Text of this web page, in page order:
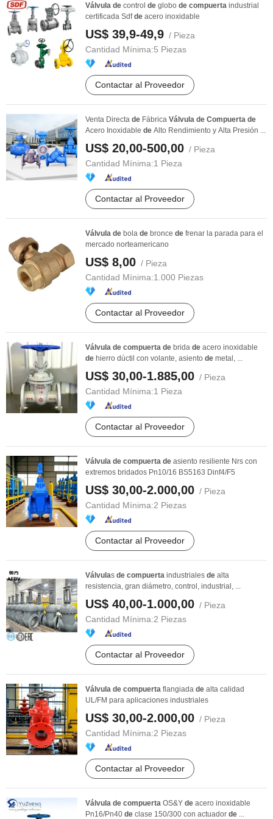
Válvula de control de globo de compuerta industrial
certificada Sdfde acero inoxidable
US$ 39,9-49,9 / Pieza
Cantidad Mínima:5 Piezas
Contactar al Proveedor
Venta Directa de Fábrica Válvula de Compuerta de
Acero Inoxidable de Alto Rendimiento y Alta Presión ...
US$ 20,00-500,00 / Pieza
Cantidad Mínima:1 Pieza
Contactar al Proveedor
Válvula de bola de bronce de frenar la parada para el
mercado norteamericano
US$ 8,00 / Pieza
Cantidad Mínima:1.000 Piezas
Contactar al Proveedor
Válvula de compuerta de brida de acero inoxidable
de hierro dúctil con volante, asiento de metal, ...
US$ 30,00-1.885,00 / Pieza
Cantidad Mínima:1 Pieza
Contactar al Proveedor
Válvula de compuerta de asiento resiliente Nrs con
extremos bridados Pn10/16 BS5163 Dinf4/F5
US$ 30,00-2.000,00 / Pieza
Cantidad Mínima:2 Piezas
Contactar al Proveedor
Válvulas de compuerta industriales de alta
resistencia, gran diámetro, control, industrial, ...
US$ 40,00-1.000,00 / Pieza
Cantidad Mínima:2 Piezas
Contactar al Proveedor
Válvula de compuerta flangiada de alta calidad
UL/FM para aplicaciones industriales
US$ 30,00-2.000,00 / Pieza
Cantidad Mínima:2 Piezas
Contactar al Proveedor
Válvula de compuerta OS&Y de acero inoxidable
Pn16/Pn40 de clase 150/300 con actuador de ...